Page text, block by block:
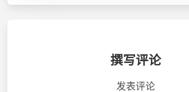
撰写评论
发表评论